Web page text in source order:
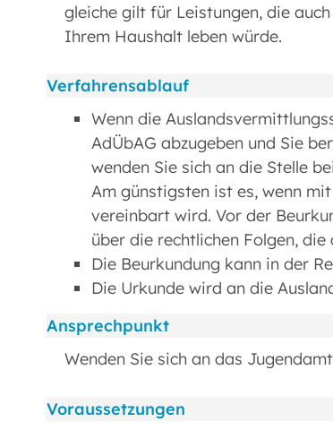
gleiche gilt für Leistungen, die
Ihrem Haushalt leben würde.
Verfahrensablauf
Wenn die
AdÜbAG abzugeben und Sie
wenden Sie sich an die Stelle
Am günstigsten ist es, wenn
vereinbart wird. Vor der
über die rechtlichen Folgen,
Die Beurkundung kann in der
Die Urkunde wird an die
Ansprechpunkt
Wenden Sie sich an das
Voraussetzungen